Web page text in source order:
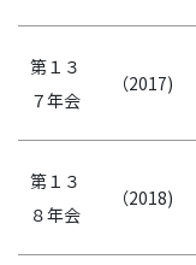
第１３
７年会
（2017)
第１３
８年会
（2018)